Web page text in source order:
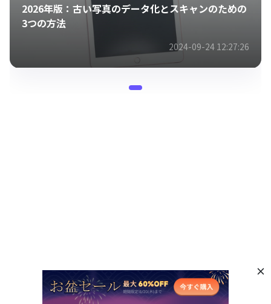
2026年版：古い写真のデータ化とスキャンのための
3つの方法
2024-09-24 12:27:26